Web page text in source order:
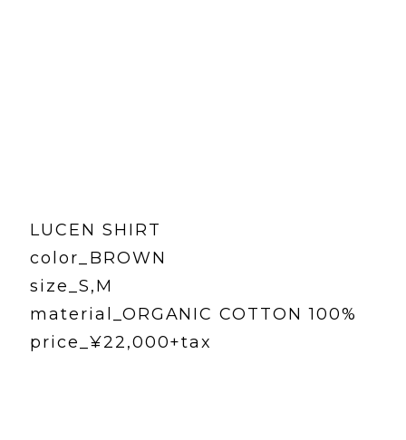
LUCEN SHIRT
color_BROWN
size_S,M
material_ORGANIC COTTON 100%
price_¥22,000+tax